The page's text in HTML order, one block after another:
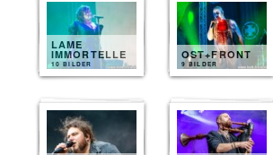
LAME
IMMORTELLE
10 BILDER
OST+FRONT
9 BILDER